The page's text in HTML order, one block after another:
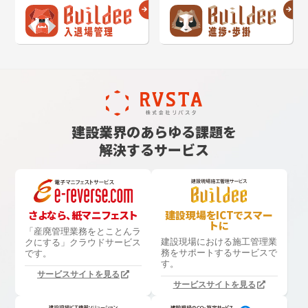
建設業界のあらゆる課題を
解決するサービス
さよなら、紙マニフェスト
「産廃管理業務をとことんラ
クにする」 クラウドサービス
です。
サービスサイトを見る
建設現場をICTでスマー
トに
建設現場における施工管理業
務をサポートするサービスで
す。
サービスサイトを見る